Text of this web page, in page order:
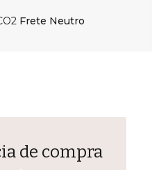
Frete Neutro
de compra